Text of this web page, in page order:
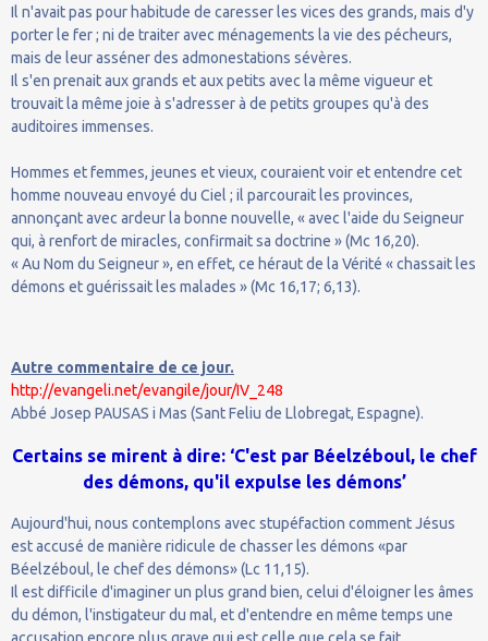
Il n'avait pas pour habitude de caresser les vices des grands, mais d'y
porter le fer ; ni de traiter avec ménagements la vie des pécheurs,
mais de leur asséner des admonestations sévères.
Il s'en prenait aux grands et aux petits avec la même vigueur et
trouvait la même joie à s'adresser à de petits groupes qu'à des
auditoires immenses.
Hommes et femmes, jeunes et vieux, couraient voir et entendre cet
homme nouveau envoyé du Ciel ; il parcourait les provinces,
annonçant avec ardeur la bonne nouvelle, « avec l'aide du Seigneur
qui, à renfort de miracles, confirmait sa doctrine » (Mc 16,20).
« Au Nom du Seigneur », en effet, ce héraut de la Vérité « chassait les
démons et guérissait les malades » (Mc 16,17; 6,13).
Autre commentaire de ce jour.
http://evangeli.net/evangile/jour/IV_248
Abbé Josep PAUSAS i Mas (Sant Feliu de Llobregat, Espagne).
Certains se mirent à dire: ‘C'est par Béelzéboul, le chef
des démons, qu'il expulse les démons’
Aujourd'hui, nous contemplons avec stupéfaction comment Jésus
est accusé de manière ridicule de chasser les démons «par
Béelzéboul, le chef des démons» (Lc 11,15).
Il est difficile d'imaginer un plus grand bien, celui d'éloigner les âmes
du démon, l'instigateur du mal, et d'entendre en même temps une
accusation encore plus grave qui est celle que cela se fait